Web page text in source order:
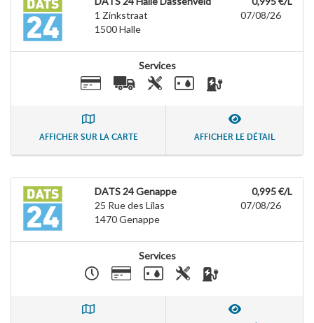
1 Zinkstraat
1500Halle
07/08/26
Services
AFFICHER SUR LA CARTE AFFICHER LE DÉTAIL
DATS 24 Genappe
25 Rue des Lilas
1470Genappe
0,995 €/L
07/08/26
Services